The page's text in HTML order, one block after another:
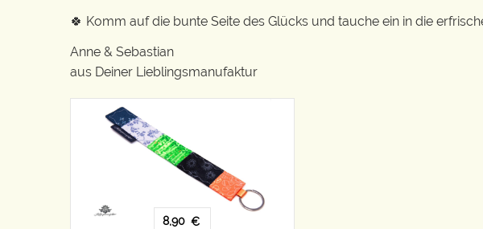
🍀 Komm auf die bunte Seite des Glücks und tauche ein in die
Anne & Sebastian
aus Deiner Lieblingsmanufaktur
8,90 €